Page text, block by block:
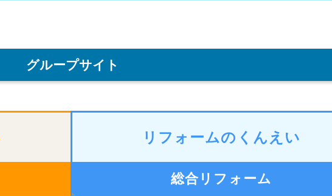
グループサイト
リフォームのくんえい
総合リフォーム